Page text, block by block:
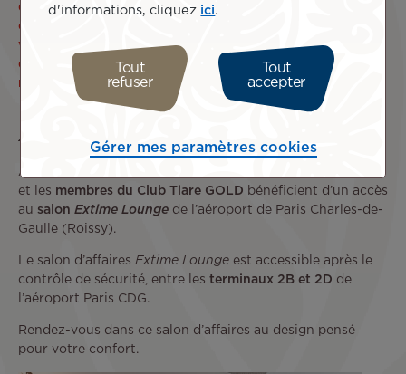
d’embarquement. Air Tahiti Nui a donc décidé d’ouvrir ses
comptoirs d’enregistrement 3h45 avant le départ de votre
vol. Afin d’effectuer sereinement toutes les formalités
d’enregistrement, de police et de sûreté, nous vous
recommandons d’arriver à l’aéroport le plus tôt possible.
Accès complet aux salons
Avant leur vol, les passagers de la classe
et les membres du Club Tiare GOLD bénéficient d’un accès
au salon Extime Lounge de l’aéroport de Paris Charles-de-
Gaulle (Roissy).
Le salon d’affaires Extime Lounge est accessible après le
contrôle de sécurité, entre les terminaux 2B et 2D de
l’aéroport Paris CDG.
Rendez-vous dans ce salon d’affaires au design pensé
pour votre confort.
d'informations, cliquez ici.
Tout
refuser
Tout
accepter
Gérer mes paramètres cookies